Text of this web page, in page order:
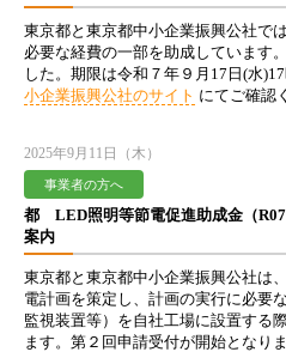
東京都と東京都中小企業振興公社で
必要な経費の一部を助成しています
した。期限は令和７年９月17日(水
小企業振興公社のサイト にてご確認
2025年9月11日（木）
事業者の方へ
都 LED照明等節電促進助成金（
案内
東京都と東京都中小企業振興公社は
電計画を策定し、計画の実行に必要
監視装置等）を自社工場に設置する
ます。第２回申請受付が開始となり